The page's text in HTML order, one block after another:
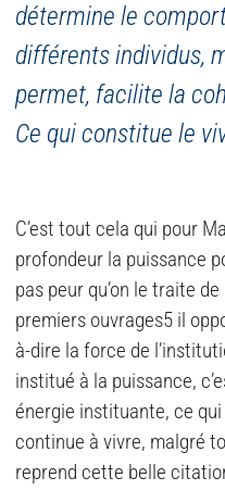
détermine le
différents individus,
permet, facilite la
Ce qui constitue le
C’est tout cela qui pour
profondeur la puissance
pas peur qu’on le traite
premiers ouvrages5 il
à-dire la force de
institué à la puissance,
énergie instituante, ce
continue à vivre, malgré
reprend cette belle